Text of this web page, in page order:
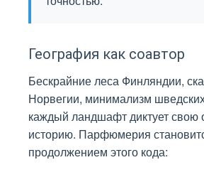
География как соавтор
Бескрайние леса Финляндии,
Норвегии, минимализм
каждый ландшафт диктует свою
историю. Парфюмерия
продолжением этого кода: